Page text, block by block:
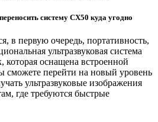
систему CX50 куда угодно
в первую очередь, портативность,
ультразвуковая система
которая оснащена встроенной
сможете перейти на новый уровень
ультразвуковые изображения
где требуются быстрые